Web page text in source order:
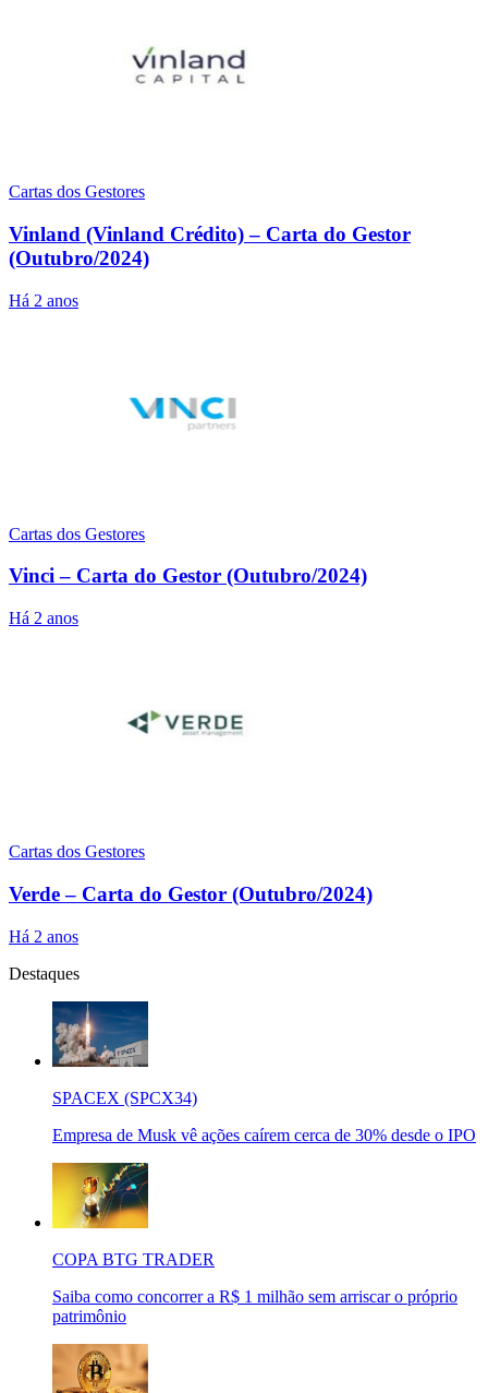
Cartas dos Gestores
Vinland (Vinland Crédito) – Carta do Gestor
(Outubro/2024)
Há 2 anos
Cartas dos Gestores
Vinci – Carta do Gestor (Outubro/2024)
Há 2 anos
Cartas dos Gestores
Verde – Carta do Gestor (Outubro/2024)
Há 2 anos
Destaques
SPACEX (SPCX34)
Empresa de Musk vê ações caírem cerca de 30% desde o IPO
COPA BTG TRADER
Saiba como concorrer a R$ 1 milhão sem arriscar o próprio
patrimônio